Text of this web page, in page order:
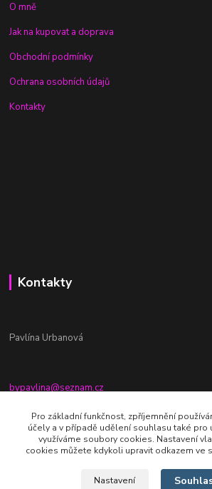
O mně
Jak na kupovat a doprava
Obchodní podmínky
Ochrana osobních údajů
Kontakty
Kontakty
Pavlína Urbanová
bypavlina@seznam.cz
+420774917196
Fb stránka - By pavlina
Pro základní funkčnost, zpříjemnění
účely a v případě udělení souhlasu také pro
využíváme soubory cookies. Nastavení
cookies můžete kdykoli upravit odkazem ve
Nastavení